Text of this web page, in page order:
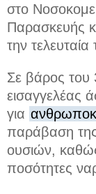
στο
Παρασκευής
την
Σε βάρος του
εισαγγελέας
για
παράβαση
ουσιών,
ποσότητες